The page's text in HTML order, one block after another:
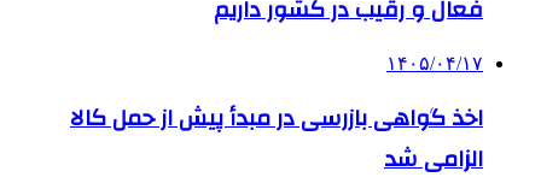
فعال و رقیب در کشور داریم
۱۴۰۵/۰۴/۱۷
اخذ گواهی بازرسی در مبدأ پیش از حمل کالا
الزامی شد